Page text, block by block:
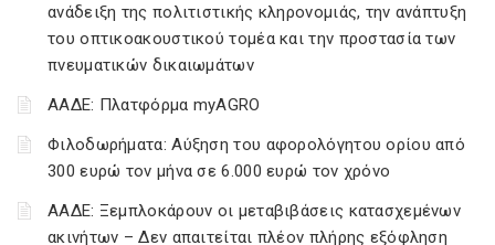
ανάδειξη της πολιτιστικής κληρονομιάς, την ανάπτυξη
του οπτικοακουστικού τομέα και την προστασία των
πνευματικών δικαιωμάτων
ΑΑΔΕ: Πλατφόρμα myAGRO
Φιλοδωρήματα: Αύξηση του αφορολόγητου ορίου από
300 ευρώ τον μήνα σε 6.000 ευρώ τον χρόνο
ΑΑΔΕ: Ξεμπλοκάρουν οι μεταβιβάσεις κατασχεμένων
ακινήτων – Δεν απαιτείται πλέον πλήρης εξόφληση